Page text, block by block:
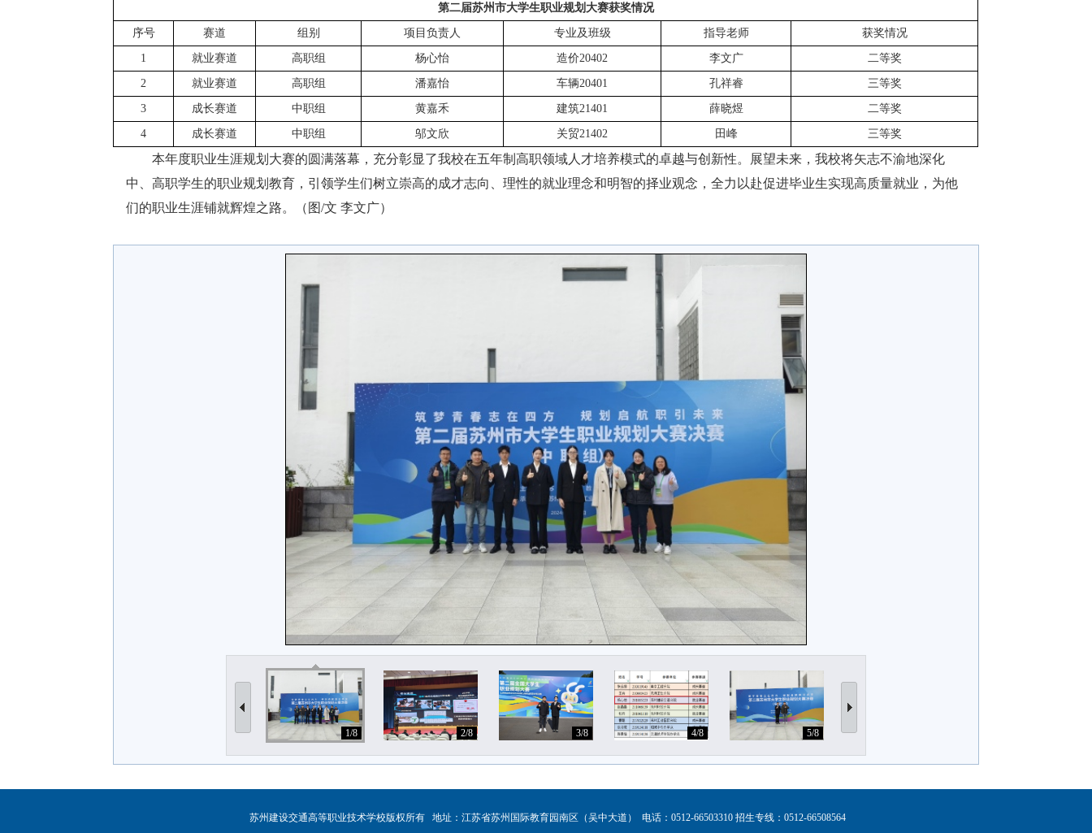
第二届苏州市大学生职业规划大赛获奖情况
序号 赛道 组别 项目负责人 专业及班级 指导老师 获奖情况
1 就业赛道 高职组 杨心怡 造价20402 李文广 二等奖
2 就业赛道 高职组 潘嘉怡 车辆20401 孔祥睿 三等奖
3 成长赛道 中职组 黄嘉禾 建筑21401 薛晓煜 二等奖
4 成长赛道 中职组 邬文欣 关贸21402 田峰 三等奖
本年度职业生涯规划大赛的圆满落幕，充分彰显了我校在五年制高职领域人才培养模式的卓越与创新性。展望未来，我校将矢志不渝地深化
中、高职学生的职业规划教育，引领学生们树立崇高的成才志向、理性的就业理念和明智的择业观念，全力以赴促进毕业生实现高质量就业，为他
们的职业生涯铺就辉煌之路。（图/文 李文广）
1/8 2/8 3/8 4/8 5/8
苏州建设交通高等职业技术学校版权所有 地址：江苏省苏州国际教育园南区（吴中大道） 电话：0512-66503310 招生专线：0512-66508564